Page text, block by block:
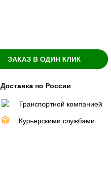
ЗАКАЗ В ОДИН КЛИК
Доставка по России
Транспортной компанией
Курьерскими службами